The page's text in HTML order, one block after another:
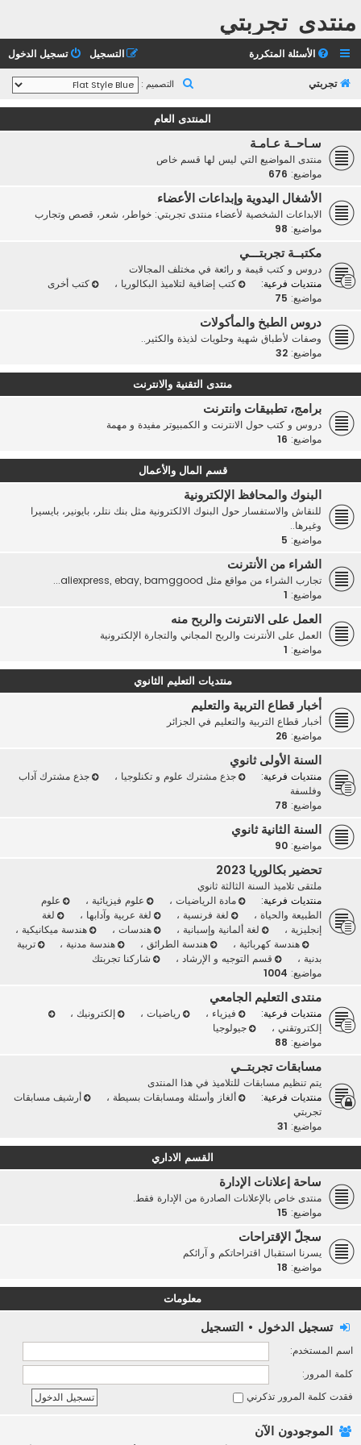
منتدى تجربتي
الأسئلة المتكررة تسجيل الدخول التسجيل
تجربتي التصميم :
ث
المنتدى العام
سـاحــة عـامـة
منتدى المواضيع التي ليس لها قسم خاص
مواضيع: 676
الأشغال اليدوية وإبداعات الأعضاء
الابداعات الشخصية لأعضاء منتدى تجربتي: خواطر، شعر، قصص وتجارب
مواضيع: 98
مكتبــة تجربتـــي
دروس و كتب قيمة و رائعة في مختلف المجالات
منتديات فرعية:
كتب إضافية لتلاميذ البكالوريا ،
كتب أخرى
مواضيع: 75
دروس الطبخ والمأكولات
وصفات لأطباق شهية وحلويات لذيذة والكثير..
مواضيع: 32
منتدى التقنية والانترنت
برامج، تطبيقات وانترنت
دروس و كتب حول الانترنت و الكمبيوتر مفيدة و مهمة
مواضيع: 16
قسم المال والأعمال
البنوك والمحافظ الإلكترونية
للنقاش والاستفسار حول البنوك الالكترونية مثل بنك نتلر، بايونير، بايسيرا
وغيرها..
مواضيع: 5
الشراء من الأنترنت
تجارب الشراء من مواقع مثل aliexpress, ebay, bamggood...
مواضيع: 1
العمل على الانترنت والربح منه
العمل على الأنترنت والربح المجاني والتجارة الإلكترونية
مواضيع: 1
منتديات التعليم الثانوي
أخبار قطاع التربية والتعليم
أخبار قطاع التربية والتعليم في الجزائر
مواضيع: 26
السنة الأولى ثانوي
منتديات فرعية: جذع مشترك علوم و تكنلوجيا ،
جذع مشترك آداب
وفلسفة
مواضيع: 78
السنة الثانية ثانوي
مواضيع: 90
تحضير بكالوريا 2023
ملتقى تلاميذ السنة الثالثة ثانوي
منتديات فرعية:
مادة الرياضيات ، علوم فيزيائية ،
علوم
الطبيعة والحياة ، لغة فرنسية ، لغة عربية وآدابها ،
لغة
إنجليزية ، لغة ألمانية وإسبانية ، هندسات ، هندسة ميكانيكية ،
هندسة كهربائية ، هندسة الطرائق ، هندسة مدنية ،
تربية
بدنية ، قسم التوجيه و الإرشاد ،
شاركنا تجربتك
مواضيع: 1004
منتدى التعليم الجامعي
منتديات فرعية: فيزياء ، رياضيات ، إلكترونيك ،
إلكتروتقني ،
جيولوجيا
مواضيع: 88
مسابقات تجربتــي
يتم تنظيم مسابقات للتلاميذ في هذا المنتدى
منتديات فرعية:
ألغاز وأسئلة ومسابقات بسيطة ،
أرشيف مسابقات
تجربتي
مواضيع: 31
القسم الاداري
ساحة إعلانات الإدارة
منتدى خاص بالإعلانات الصادرة من الإدارة فقط.
مواضيع: 15
سجلّ الإقتراحات
يسرنا استقبال اقتراحاتكم و آرائكم
مواضيع: 18
معلومات
تسجيل الدخول • التسجيل
اسم المستخدم:
كلمة المرور:
فقدت كلمة المرور تذكرني
الموجودون الآن